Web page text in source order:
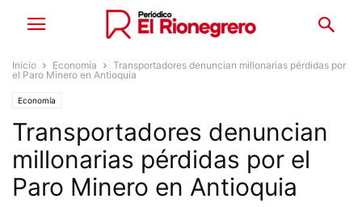
Inicio Economía
Transportadores denuncian millonarias pérdidas por
el Paro Minero en Antioquia
Economía
Transportadores denuncian
millonarias pérdidas por el
Paro Minero en Antioquia